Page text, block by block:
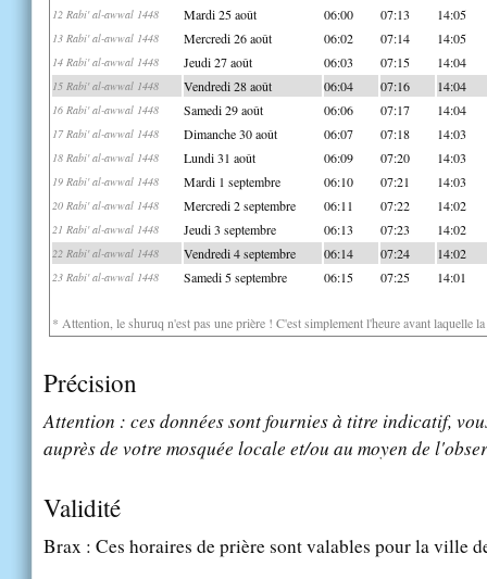
12 Rabi' al-awwal 1448 Mardi 25 août 06:00 07:13 14:05
13 Rabi' al-awwal 1448 Mercredi 26 août 06:02 07:14 14:05
14 Rabi' al-awwal 1448 Jeudi 27 août 06:03 07:15 14:04
15 Rabi' al-awwal 1448 Vendredi 28 août 06:04 07:16 14:04
16 Rabi' al-awwal 1448 Samedi 29 août 06:06 07:17 14:04
17 Rabi' al-awwal 1448 Dimanche 30 août 06:07 07:18 14:03
18 Rabi' al-awwal 1448 Lundi 31 août 06:09 07:20 14:03
19 Rabi' al-awwal 1448 Mardi 1 septembre 06:10 07:21 14:03
20 Rabi' al-awwal 1448 Mercredi 2 septembre 06:11 07:22 14:02
21 Rabi' al-awwal 1448 Jeudi 3 septembre 06:13 07:23 14:02
22 Rabi' al-awwal 1448 Vendredi 4 septembre 06:14 07:24 14:02
23 Rabi' al-awwal 1448 Samedi 5 septembre 06:15 07:25 14:01
* Attention, le shuruq n'est pas une prière ! C'est simplement l'heure avant laquelle
Précision
Attention : ces données sont fournies à titre indicatif,
auprès de votre mosquée locale et/ou au moyen de
Validité
Brax : Ces horaires de prière sont valables pour la ville